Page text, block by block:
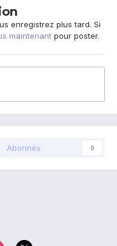
enregistrez plus tard. Si
maintenant pour poster.
Abonnés 0